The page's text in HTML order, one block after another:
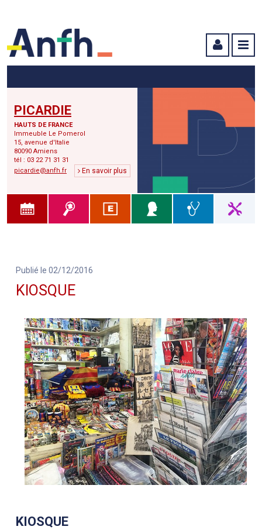
PICARDIE
HAUTS DE FRANCE
Immeuble Le Pomerol
15, avenue d'Italie
80090 Amiens
tél : 03 22 71 31 31
picardie@anfh.fr
En savoir plus
Publié le 02/12/2016
KIOSQUE
KIOSQUE